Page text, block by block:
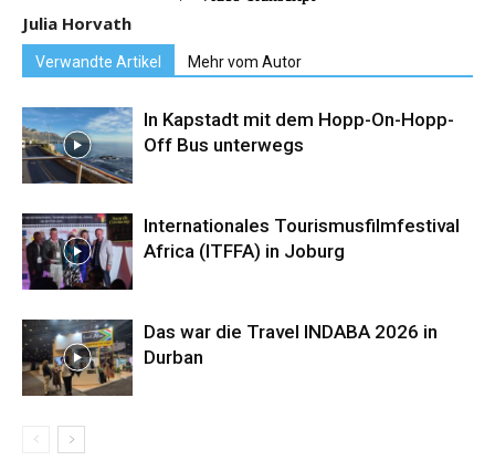
Julia Horvath
Verwandte Artikel Mehr vom Autor
In Kapstadt mit dem Hopp-On-Hopp-
Off Bus unterwegs
Internationales Tourismusfilmfestival
Africa (ITFFA) in Joburg
Das war die Travel INDABA 2026 in
Durban